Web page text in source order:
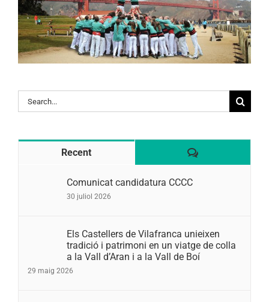
Search
for:
Recent Comentaris
Comunicat candidatura CCCC
30 juliol 2026
Els Castellers de Vilafranca unieixen
tradició i patrimoni en un viatge de colla
a la Vall d’Aran i a la Vall de Boí
29 maig 2026